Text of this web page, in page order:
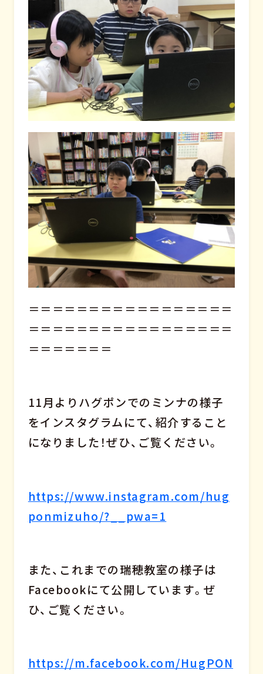
＝＝＝＝＝＝＝＝＝＝＝＝＝＝＝＝＝
＝＝＝＝＝＝＝＝＝＝＝＝＝＝＝＝＝
＝＝＝＝＝＝＝
11月よりハグポンでのミンナの様子
をインスタグラムにて、紹介すること
になりました！ぜひ、ご覧ください。
https://www.instagram.com/hug
ponmizuho/?__pwa=1
また、これまでの瑞穂教室の様子は
Facebookにて公開しています。ぜ
ひ、ご覧ください。
https://m.facebook.com/HugPON